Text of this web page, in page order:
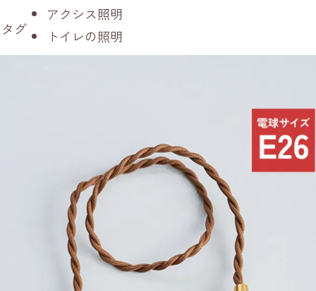
タグ
アクシス照明
トイレの照明